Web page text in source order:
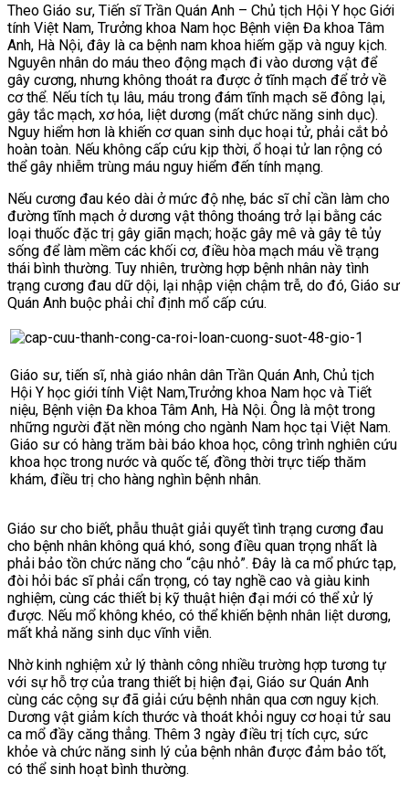
Theo Giáo sư, Tiến sĩ Trần Quán Anh – Chủ tịch Hội Y học Giới
tính Việt Nam, Trưởng khoa Nam học Bệnh viện Đa khoa Tâm
Anh, Hà Nội, đây là ca bệnh nam khoa hiếm gặp và nguy kịch.
Nguyên nhân do máu theo động mạch đi vào dương vật để
gây cương, nhưng không thoát ra được ở tĩnh mạch để trở về
cơ thể. Nếu tích tụ lâu, máu trong đám tĩnh mạch sẽ đông lại,
gây tắc mạch, xơ hóa, liệt dương (mất chức năng sinh dục).
Nguy hiểm hơn là khiến cơ quan sinh dục hoại tử, phải cắt bỏ
hoàn toàn. Nếu không cấp cứu kịp thời, ổ hoại tử lan rộng có
thể gây nhiễm trùng máu nguy hiểm đến tính mạng.
Nếu cương đau kéo dài ở mức độ nhẹ, bác sĩ chỉ cần làm cho
đường tĩnh mạch ở dương vật thông thoáng trở lại bằng các
loại thuốc đặc trị gây giãn mạch; hoặc gây mê và gây tê tủy
sống để làm mềm các khối cơ, điều hòa mạch máu về trạng
thái bình thường. Tuy nhiên, trường hợp bệnh nhân này tình
trạng cương đau dữ dội, lại nhập viện chậm trễ, do đó, Giáo sư
Quán Anh buộc phải chỉ định mổ cấp cứu.
Giáo sư, tiến sĩ, nhà giáo nhân dân Trần Quán Anh, Chủ tịch
Hội Y học giới tính Việt Nam,Trưởng khoa Nam học và Tiết
niệu, Bệnh viện Đa khoa Tâm Anh, Hà Nội. Ông là một trong
những người đặt nền móng cho ngành Nam học tại Việt Nam.
Giáo sư có hàng trăm bài báo khoa học, công trình nghiên cứu
khoa học trong nước và quốc tế, đồng thời trực tiếp thăm
khám, điều trị cho hàng nghìn bệnh nhân.
Giáo sư cho biết, phẫu thuật giải quyết tình trạng cương đau
cho bệnh nhân không quá khó, song điều quan trọng nhất là
phải bảo tồn chức năng cho “cậu nhỏ”. Đây là ca mổ phức tạp,
đòi hỏi bác sĩ phải cẩn trọng, có tay nghề cao và giàu kinh
nghiệm, cùng các thiết bị kỹ thuật hiện đại mới có thể xử lý
được. Nếu mổ không khéo, có thể khiến bệnh nhân liệt dương,
mất khả năng sinh dục vĩnh viễn.
Nhờ kinh nghiệm xử lý thành công nhiều trường hợp tương tự
với sự hỗ trợ của trang thiết bị hiện đại, Giáo sư Quán Anh
cùng các cộng sự đã giải cứu bệnh nhân qua cơn nguy kịch.
Dương vật giảm kích thước và thoát khỏi nguy cơ hoại tử sau
ca mổ đầy căng thẳng. Thêm 3 ngày điều trị tích cực, sức
khỏe và chức năng sinh lý của bệnh nhân được đảm bảo tốt,
có thể sinh hoạt bình thường.